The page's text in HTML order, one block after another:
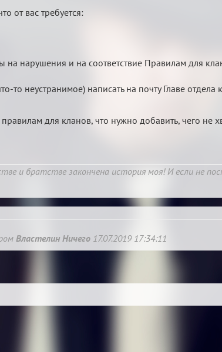
от вас требуется:
на нарушения и на соответствие Правилам для
то неустранимое) написать на почту Главе отдела
правилам для кланов, что нужно добавить, чего не
и братстве закончена история моя! И если не
Властелин Ничего 17.07.2019 17:34:11